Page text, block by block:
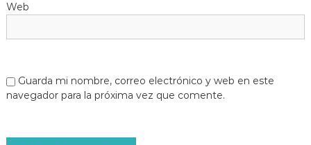
Web
Guarda mi nombre, correo electrónico y web en este
navegador para la próxima vez que comente.